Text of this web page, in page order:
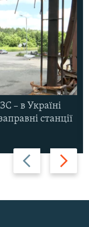
Назад Вперед
– в Україні
станції